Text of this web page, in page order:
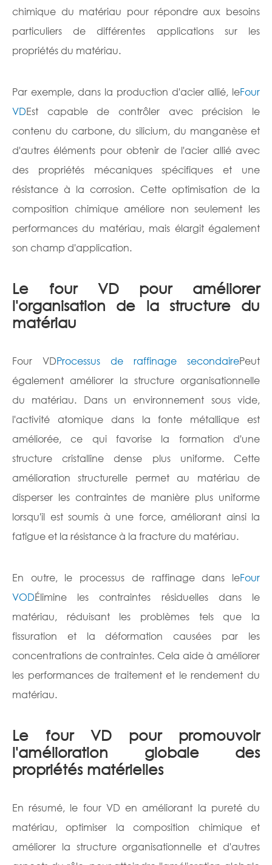
chimique du matériau pour répondre aux besoins
particuliers de différentes applications sur les
propriétés du matériau.
Par exemple, dans la production d'acier allié, leFour
VDEst capable de contrôler avec précision le
contenu du carbone, du silicium, du manganèse et
d'autres éléments pour obtenir de l'acier allié avec
des propriétés mécaniques spécifiques et une
résistance à la corrosion. Cette optimisation de la
composition chimique améliore non seulement les
performances du matériau, mais élargit également
son champ d'application.
Le four VD pour améliorer
l'organisation de la structure du
matériau
Four VDProcessus de raffinage secondairePeut
également améliorer la structure organisationnelle
du matériau. Dans un environnement sous vide,
l'activité atomique dans la fonte métallique est
améliorée, ce qui favorise la formation d'une
structure cristalline dense plus uniforme. Cette
amélioration structurelle permet au matériau de
disperser les contraintes de manière plus uniforme
lorsqu'il est soumis à une force, améliorant ainsi la
fatigue et la résistance à la fracture du matériau.
En outre, le processus de raffinage dans leFour
VODÉlimine les contraintes résiduelles dans le
matériau, réduisant les problèmes tels que la
fissuration et la déformation causées par les
concentrations de contraintes. Cela aide à améliorer
les performances de traitement et le rendement du
matériau.
Le four VD pour promouvoir
l'amélioration globale des
propriétés matérielles
En résumé, le four VD en améliorant la pureté du
matériau, optimiser la composition chimique et
améliorer la structure organisationnelle et d'autres